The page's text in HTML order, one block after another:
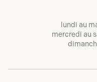
lundi au
mercredi au